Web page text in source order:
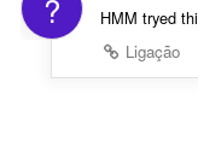
:
?
HMM tryed
Ligação